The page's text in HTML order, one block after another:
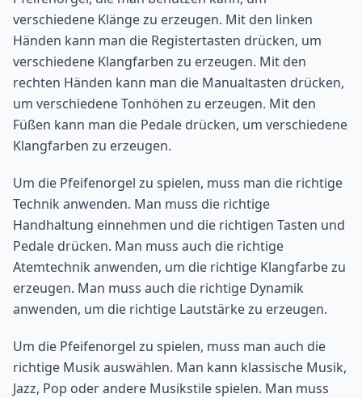
verschiedene Klänge zu erzeugen. Mit den linken
Händen kann man die Registertasten drücken, um
verschiedene Klangfarben zu erzeugen. Mit den
rechten Händen kann man die Manualtasten drücken,
um verschiedene Tonhöhen zu erzeugen. Mit den
Füßen kann man die Pedale drücken, um verschiedene
Klangfarben zu erzeugen.
Um die Pfeifenorgel zu spielen, muss man die richtige
Technik anwenden. Man muss die richtige
Handhaltung einnehmen und die richtigen Tasten und
Pedale drücken. Man muss auch die richtige
Atemtechnik anwenden, um die richtige Klangfarbe zu
erzeugen. Man muss auch die richtige Dynamik
anwenden, um die richtige Lautstärke zu erzeugen.
Um die Pfeifenorgel zu spielen, muss man auch die
richtige Musik auswählen. Man kann klassische Musik,
Jazz, Pop oder andere Musikstile spielen. Man muss